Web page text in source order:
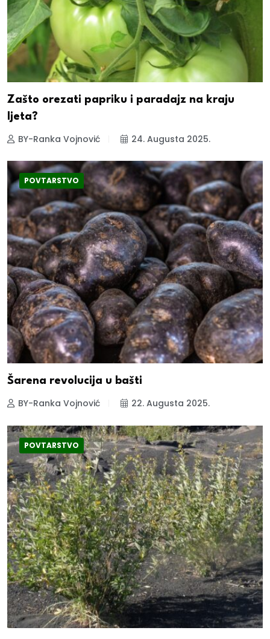
Zašto orezati papriku i paradajz na kraju
ljeta?
BY-Ranka Vojnović 24. Augusta 2025.
POVTARSTVO
Šarena revolucija u bašti
BY-Ranka Vojnović 22. Augusta 2025.
POVTARSTVO